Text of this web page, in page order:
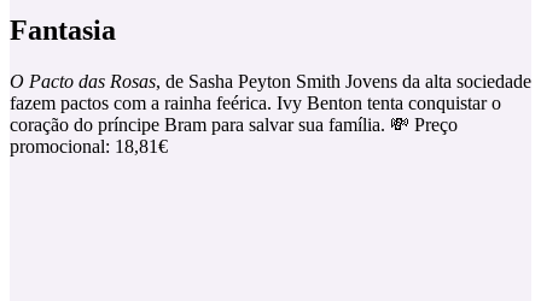
Fantasia
O Pacto das Rosas, de Sasha Peyton Smith Jovens da alta sociedade
fazem pactos com a rainha feérica. Ivy Benton tenta conquistar o
coração do príncipe Bram para salvar sua família. 💸 Preço
promocional: 18,81€